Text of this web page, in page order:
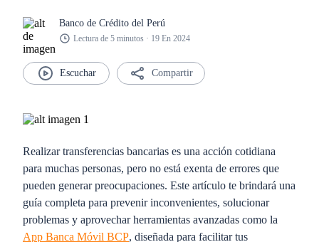
Banco de Crédito del Perú
Lectura de 5 minutos · 19 En 2024
Compartir
Realizar transferencias bancarias es una acción cotidiana
para muchas personas, pero no está exenta de errores que
pueden generar preocupaciones. Este artículo te brindará una
guía completa para prevenir inconvenientes, solucionar
problemas y aprovechar herramientas avanzadas como la
App Banca Móvil BCP, diseñada para facilitar tus